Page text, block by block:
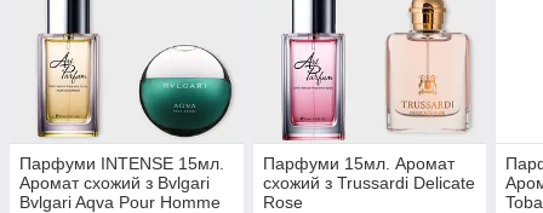
Парфуми INTENSE 15мл.
Аромат схожий з Bvlgari
Bvlgari Aqva Pour Homme
Парфуми 15мл. Аромат
схожий з Trussardi Delicate
Rose